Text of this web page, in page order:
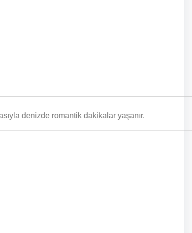
denizde romantik dakikalar yaşanır.